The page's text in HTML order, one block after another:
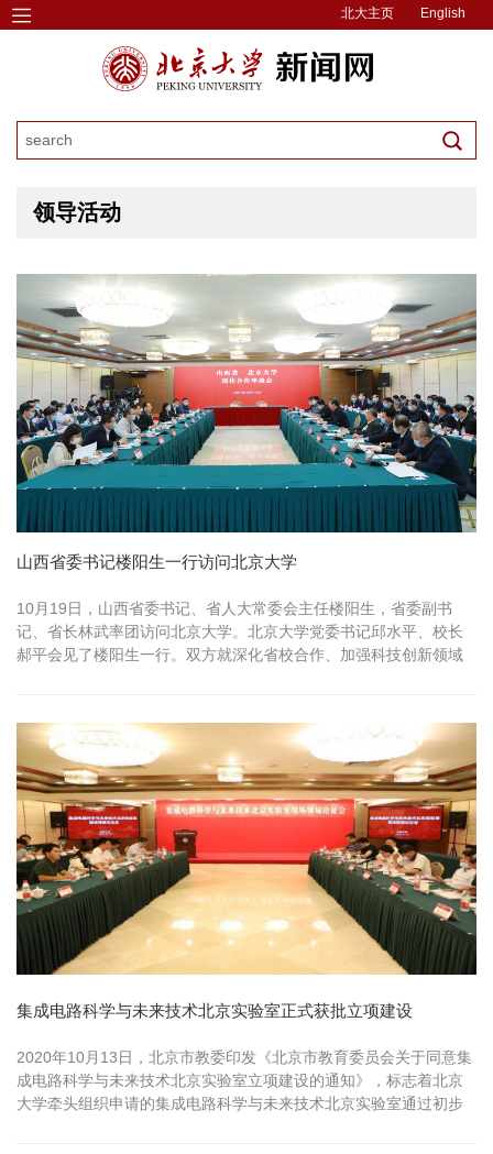
北大主页 English
领导活动
山西省委书记楼阳生一行访问北京大学
10月19日，山西省委书记、省人大常委会主任楼阳生，省委副书
记、省长林武率团访问北京大学。北京大学党委书记邱水平、校长
郝平会见了楼阳生一行。双方就深化省校合作、加强科技创新领域
集成电路科学与未来技术北京实验室正式获批立项建设
2020年10月13日，北京市教委印发《北京市教育委员会关于同意集
成电路科学与未来技术北京实验室立项建设的通知》，标志着北京
大学牵头组织申请的集成电路科学与未来技术北京实验室通过初步